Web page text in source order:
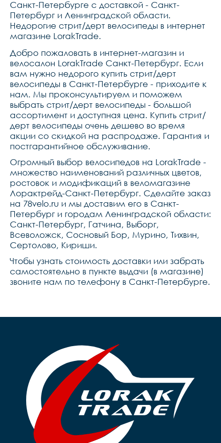
1,вынос kore riviera,
алюминий, a-head, 31,8
мм, 42,5 мм,задний
переключатель нет,грипсы
125 мм, резина,каретка
bmx 4 euro-type,
конусная,подседельный
штырь 30,9,кассета
joytech 11t
34,9,количество звезд в
кассете 1,крылья
нет,система bmx-type,
хром-молибден,подножка
нет,количество звезд
системы 1,отражатели
да,цепь kmc z51,звонок
нет,педали kore riviera,
пластик,тип рамы
хардтейл,диаметр
колес26,
Санкт-Петербурге с доставкой - Санкт-
Петербург и Ленинградской области.
Недорогие стрит/дерт велосипеды в интернет
магазине LorakTrade.
Добро пожаловать в интернет-магазин и
велосалон LorakTrade Санкт-Петербург. Если
вам нужно недорого купить стрит/дерт
велосипеды в Санкт-Петербурге - приходите к
нам. Мы проконсультируем и поможем
выбрать стрит/дерт велосипеды - большой
ассортимент и доступная цена. Купить стрит/
дерт велосипеды очень дешево во время
акции со скидкой на распродаже. Гарантия и
постгарантийное обслуживание.
Огромный выбор велосипедов на LorakTrade -
множество наименований различных цветов,
ростовок и модификаций в веломагазине
Лорактрейд-Санкт-Петербург. Сделайте заказ
на 78velo.ru и мы доставим его в Санкт-
Петербург и городам Ленинградской области:
Санкт-Петербург, Гатчина, Выборг,
Всеволожск, Сосновый Бор, Мурино, Тихвин,
Сертолово, Кириши.
Чтобы узнать стоимость доставки или забрать
самостоятельно в пункте выдачи (в магазине)
звоните нам по телефону в Санкт-Петербурге.